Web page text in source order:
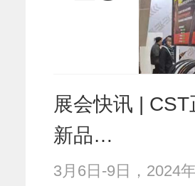
展会快讯 |
新品…
3月6日-9日，2024